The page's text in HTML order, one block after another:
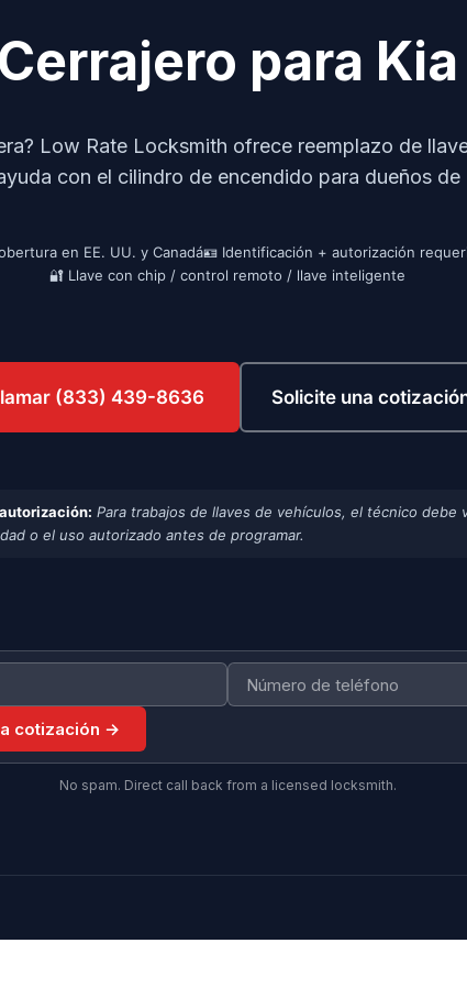
Cerrajero para Kia
Low Rate Locksmith ofrece reemplazo de
con el cilindro de encendido para dueños de
en EE. UU. y Canadá🪪 Identificación + autorización
🔐 Llave con chip / control remoto / llave inteligente
(833) 439-8636 Solicite una
Para trabajos de llaves de vehículos, el técnico debe
o el uso autorizado antes de programar.
cotización →
No spam. Direct call back from a licensed locksmith.